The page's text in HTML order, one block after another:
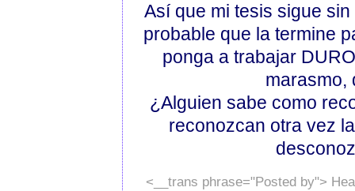
Así que mi tesis sigue
probable que la termine
ponga a trabajar
marasmo,
¿Alguien sabe como
reconozcan otra vez
<__trans phrase="Posted by">